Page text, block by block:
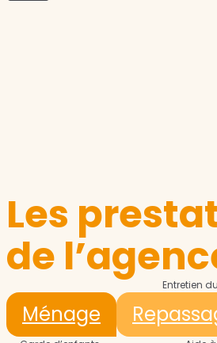
Les
de
Entretien
Ménage